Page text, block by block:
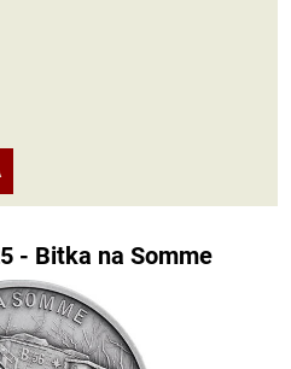
- Bitka na Somme